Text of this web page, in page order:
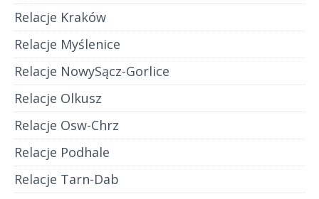
Relacje Kraków
Relacje Myślenice
Relacje NowySącz-Gorlice
Relacje Olkusz
Relacje Osw-Chrz
Relacje Podhale
Relacje Tarn-Dab